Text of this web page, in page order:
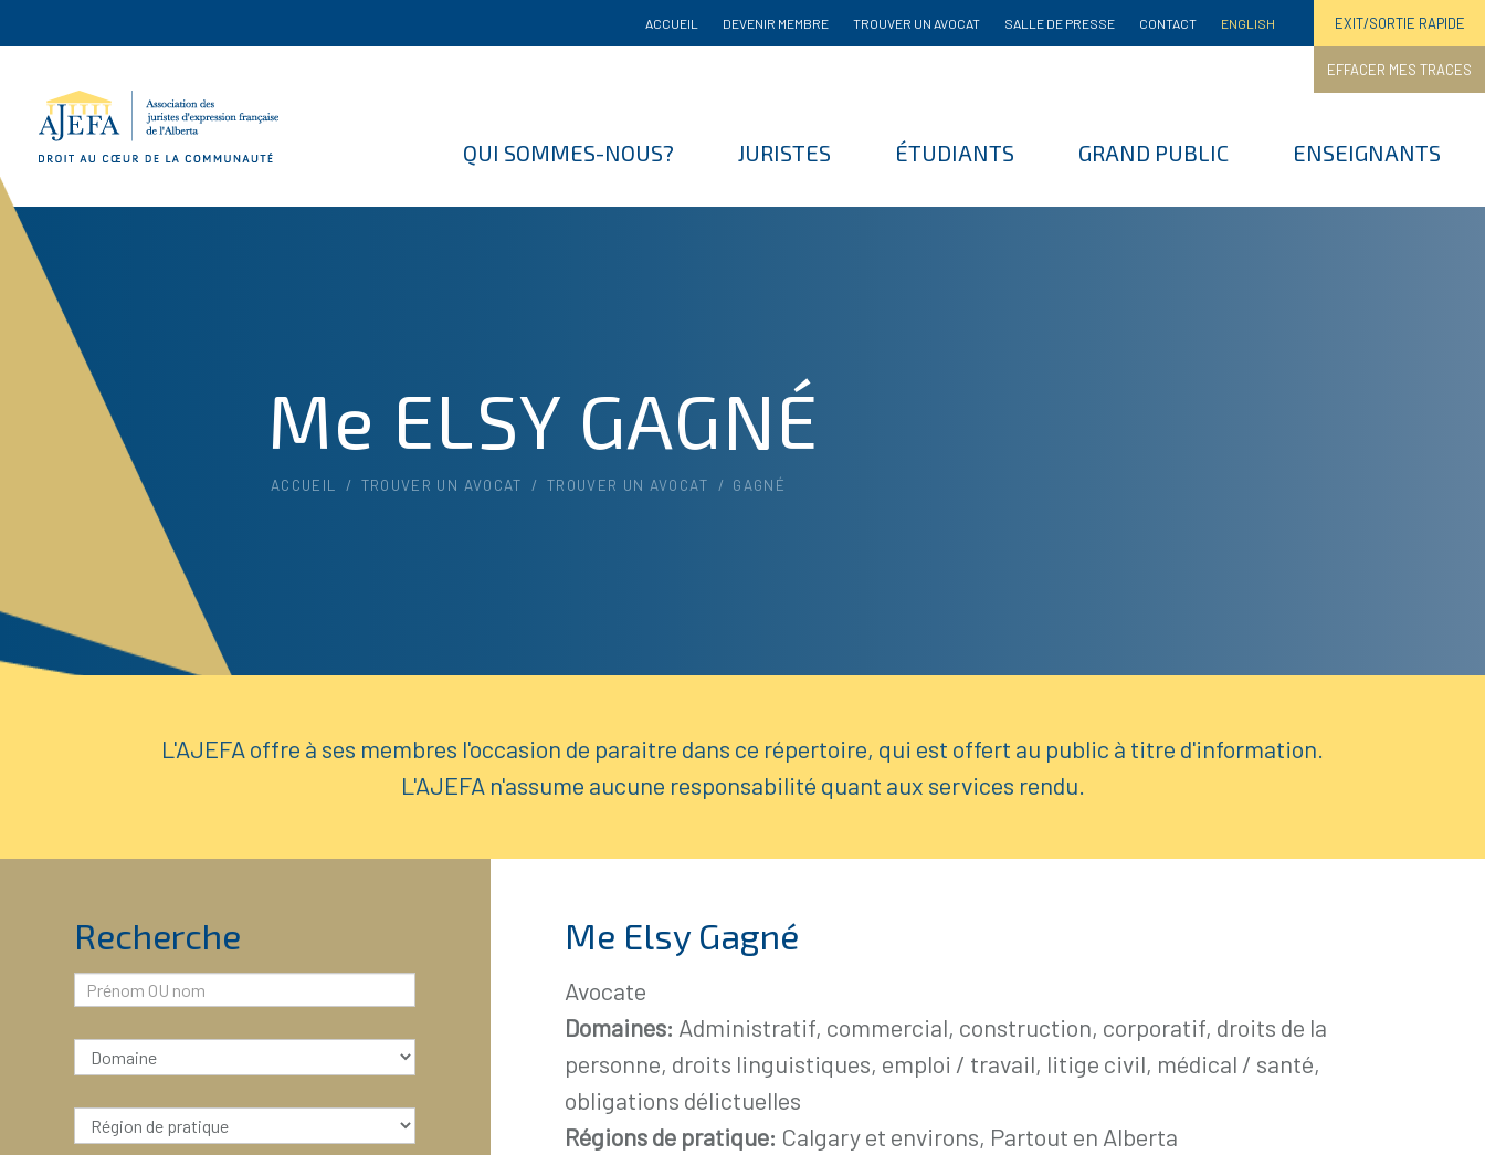
ACCUEIL DEVENIR MEMBRE TROUVER UN AVOCAT SALLE DE PRESSE CONTACT ENGLISH EXIT/SORTIE RAPIDE
EFFACER MES TRACES
QUI SOMMES-NOUS? JURISTES ÉTUDIANTS GRAND PUBLIC ENSEIGNANTS
Me ELSY GAGNÉ
ACCUEIL / TROUVER UN AVOCAT / TROUVER UN AVOCAT / GAGNÉ
L'AJEFA offre à ses membres l'occasion de paraitre dans ce répertoire, qui est offert au public à titre d'information.
L'AJEFA n'assume aucune responsabilité quant aux services rendu.
Recherche Me Elsy Gagné
Avocate
Domaines: Administratif, commercial, construction, corporatif, droits de la
personne, droits linguistiques, emploi / travail, litige civil, médical / santé,
obligations délictuelles
Régions de pratique: Calgary et environs, Partout en Alberta